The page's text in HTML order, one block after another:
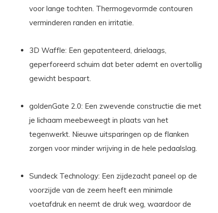
voor lange tochten. Thermogevormde contouren
verminderen randen en irritatie.
3D Waffle: Een gepatenteerd, drielaags,
geperforeerd schuim dat beter ademt en overtollig
gewicht bespaart.
goldenGate 2.0: Een zwevende constructie die met
je lichaam meebeweegt in plaats van het
tegenwerkt. Nieuwe uitsparingen op de flanken
zorgen voor minder wrijving in de hele pedaalslag.
Sundeck Technology: Een zijdezacht paneel op de
voorzijde van de zeem heeft een minimale
voetafdruk en neemt de druk weg, waardoor de